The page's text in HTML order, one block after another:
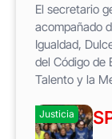
El secretario
acompañado
Igualdad,
del Código de
Talento y la
Justicia